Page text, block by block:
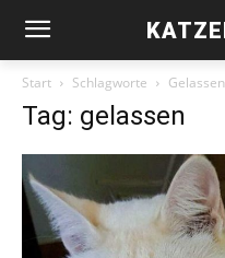
Start Schlagworte Gelassen
Tag: gelassen